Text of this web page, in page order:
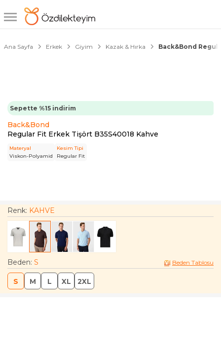
Ana Sayfa Erkek Giyim Kazak & Hırka Back&Bond
Sepette %15 indirim
Back&Bond
Regular Fit Erkek Tişört B35S40018 Kahve
Materyal
Viskon-Polyamid
Kesim Tipi
Regular Fit
1/6
Renk: KAHVE
Beden: S Beden Tablosu
S M L XL 2XL